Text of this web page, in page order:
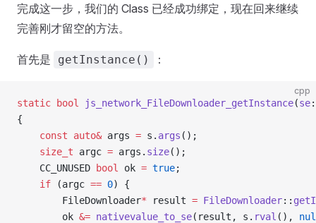
完成这一步，我们的 Class 已经成功绑定，现在回来继续
完善刚才留空的方法。
首先是 getInstance() ：
cpp
static bool js_network_FileDownloader_getInstance(se
{
    const
auto& args = s. args ();
    size_t
argc = args. size();
    CC_UNUSED
bool ok = true;
    if
(argc == 0) {
        FileDownloader
* result = FileDownloader::
        ok
&= nativevalue_to_se(result, s. rval (),